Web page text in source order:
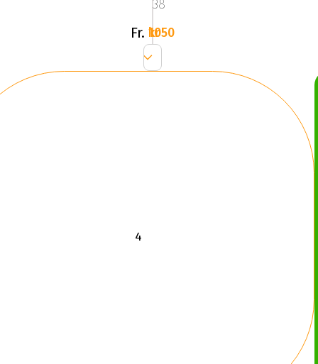
38
Fr. 1050 kr